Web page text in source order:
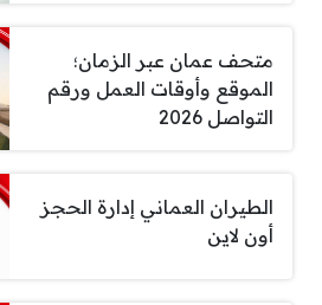
متحف عمان عبر الزمان؛
الموقع وأوقات العمل ورقم
التواصل 2026
الطيران العماني إدارة الحجز
أون لاين